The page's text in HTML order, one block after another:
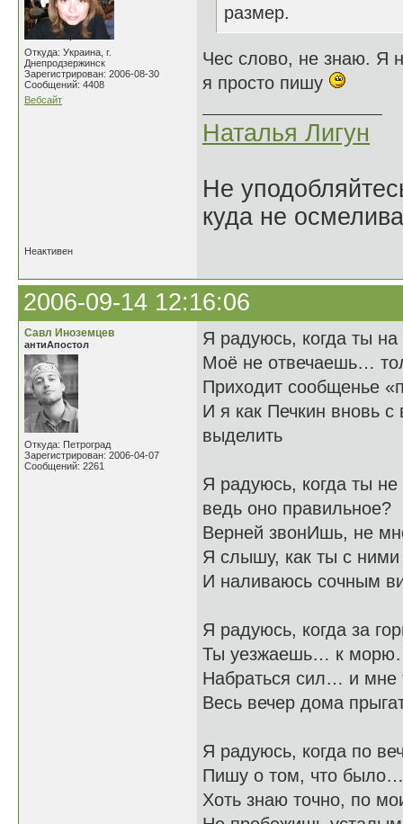
Откуда: Украина, г.
Днепродзержинск
Зарегистрирован: 2006-08-30
Сообщений: 4408
Вебсайт
размер.
Чес слово, не знаю. Я
я просто пишу
Наталья Лигун
Не
куда не
Неактивен
2006-09-14 12:16:06
Савл Иноземцев
антиАпостол
Откуда: Петроград
Зарегистрирован: 2006-04-07
Сообщений: 2261
Я радуюсь, когда ты на
Моё не отвечаешь…
Приходит сообщенье
И я как Печкин вновь
выделить
Я радуюсь, когда
ведь оно правильное?
Верней звонИшь, не
Я слышу, как ты с ними
И наливаюсь сочным
Я радуюсь, когда за
Ты уезжаешь… к
Набраться сил… и мне
Весь вечер дома
Я радуюсь, когда по
Пишу о том, что
Хоть знаю точно, по